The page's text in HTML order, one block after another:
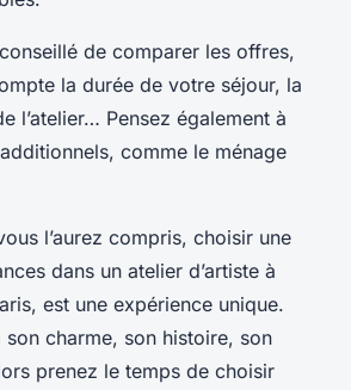
de comparer les offres,
la durée de votre séjour, la
l’atelier… Pensez également à
comme le ménage
l’aurez compris, choisir une
dans un atelier d’artiste à
est une expérience unique.
son charme, son histoire, son
prenez le temps de choisir